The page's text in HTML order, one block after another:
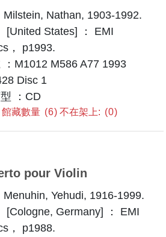
Milstein, Nathan, 1903-1992.
[United States] ： EMI
， p1993.
：M1012 M586 A77 1993
Disc 1
：CD
館藏數量 6 不在架上: 0
pour Violin
Menuhin, Yehudi, 1916-1999.
[Cologne, Germany] ： EMI
， p1988.